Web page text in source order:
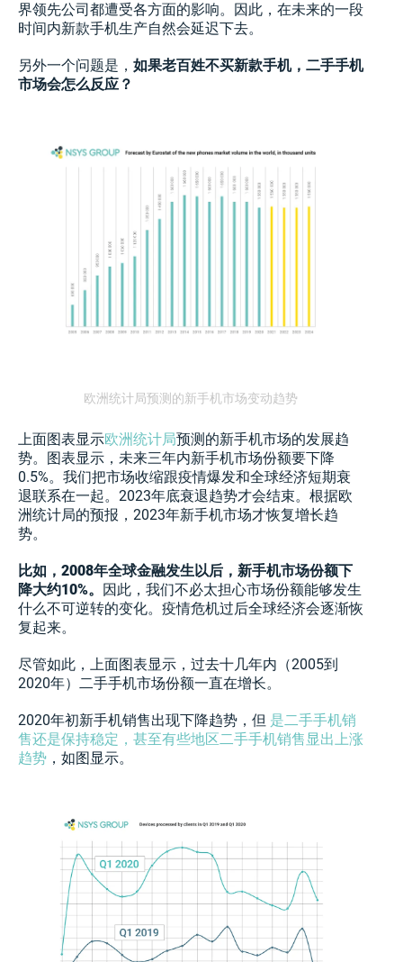
界领先公司都遭受各方面的影响。因此，在未来的一段
时间内新款手机生产自然会延迟下去。
另外一个问题是， 如果老百姓不买新款手机，二手手机
市场会怎么反应？
欧洲统计局预测的新手机市场变动趋势
上面图表显示欧洲统计局预测的新手机市场的发展趋
势。图表显示，未来三年内新手机市场份额要下降
0.5%。我们把市场收缩跟疫情爆发和全球经济短期衰
退联系在一起。2023年底衰退趋势才会结束。根据欧
洲统计局的预报，2023年新手机市场才恢复增长趋
势。
比如，2008年全球金融发生以后，新手机市场份额下
降大约10%。 因此，我们不必太担心市场份额能够发生
什么不可逆转的变化。疫情危机过后全球经济会逐渐恢
复起来。
尽管如此，上面图表显示，过去十几年内（2005到
2020年）二手手机市场份额一直在增长。
2020年初新手机销售出现下降趋势，但 是二手手机销
售还是保持稳定，甚至有些地区二手手机销售显出上涨
趋势 ，如图显示。